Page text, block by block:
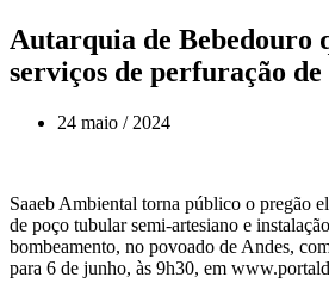
Autarquia de Bebedouro
serviços de perfuração de
24 maio / 2024
Saaeb Ambiental torna público o pregão
de poço tubular semi-artesiano e
bombeamento, no povoado de Andes,
para 6 de junho, às 9h30, em